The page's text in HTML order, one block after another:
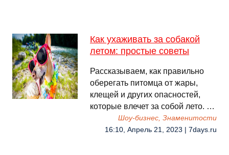
Как ухаживать за собакой
летом: простые советы
Рассказываем, как правильно
оберегать питомца от жары,
клещей и других опасностей,
которые влечет за собой лето. …
Шоу-бизнес, Знаменитости
16:10, Апрель 21, 2023 | 7days.ru